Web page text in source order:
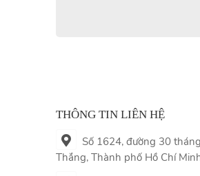
THÔNG TIN LIÊN HỆ
Số 1624, đường 30
Thắng, Thành phố Hồ Chí